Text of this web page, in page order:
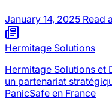
January 14, 2025 Read
Hermitage Solutions
Hermitage Solutions et
un partenariat
PanicSafe en France